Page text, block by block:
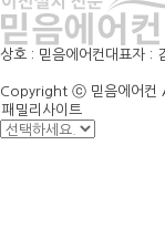
상호 : 믿음에어컨 대표자 :
Copyright ⓒ 믿음에어컨
패밀리사이트